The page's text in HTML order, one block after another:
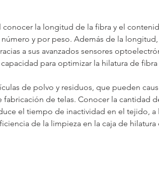
conocer la longitud de la fibra y el
y por peso. Además de la
a sus avanzados sensores
para optimizar la hilatura de
de polvo y residuos, que pueden
de telas. Conocer la cantidad
el tiempo de inactividad en el tejido, a
de la limpieza en la caja de